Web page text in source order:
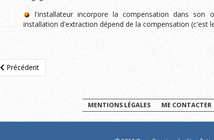
l'installateur incorpore la compensation dans
installation d'extraction dépend de la compensation (c'est
Article précédent : 4.4. Rejets du Cyclofiltre
Précédent
MENTIONS LÉGALES ME CONTACTER